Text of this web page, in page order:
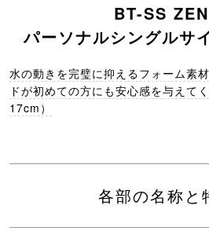
BT-SS
パーソナルシングルサ
水の動きを完璧に抑えるフォーム素
ドが初めての方にも安心感を与えて
17cm）
各部の名称と